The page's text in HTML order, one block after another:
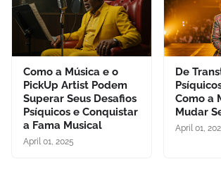
Como a Música e o
PickUp Artist Podem
Superar Seus Desafios
Psíquicos e Conquistar
a Fama Musical
April 01, 2025
De
Como a
Mudar
April 01,